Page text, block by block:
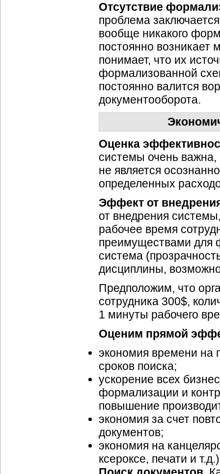
Отсутствие
проблема
вообще никакого
постоянно возникает
понимает, что их
формализованной
постоянно валится
документооборота.
Оценка
системы очень важна,
не является
определенных
Эффект от
от внедрения
рабочее время
преимуществами для
система
дисциплины,
Предположим, что
сотрудника 300$,
1 минуты рабочего
Оценим прямой
экономия времени на
сроков поиска;
ускорение всех
формализации и
повышение
экономия за счет
документов;
экономия на
ксероксе, печати и т.д.)